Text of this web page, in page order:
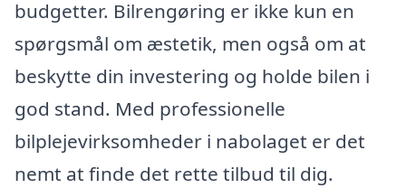
budgetter. Bilrengøring er ikke kun en
spørgsmål om æstetik, men også om at
beskytte din investering og holde bilen i
god stand. Med professionelle
bilplejevirksomheder i nabolaget er det
nemt at finde det rette tilbud til dig.